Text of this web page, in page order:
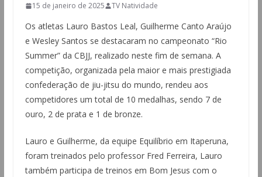
15 de janeiro de 2025 TV Natividade
Os atletas Lauro Bastos Leal, Guilherme Canto Araújo
e Wesley Santos se destacaram no campeonato “Rio
Summer” da CBJJ, realizado neste fim de semana. A
competição, organizada pela maior e mais prestigiada
confederação de jiu-jitsu do mundo, rendeu aos
competidores um total de 10 medalhas, sendo 7 de
ouro, 2 de prata e 1 de bronze.
Lauro e Guilherme, da equipe Equilíbrio em Itaperuna,
foram treinados pelo professor Fred Ferreira, Lauro
também participa de treinos em Bom Jesus com o